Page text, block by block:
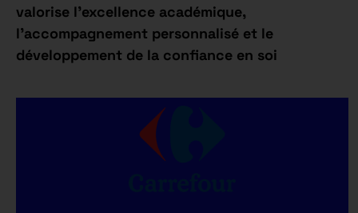
valorise l’excellence académique,
l’accompagnement personnalisé et le
développement de la confiance en soi